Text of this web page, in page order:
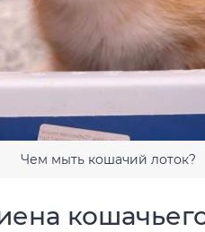
Чем мыть кошачий лоток?